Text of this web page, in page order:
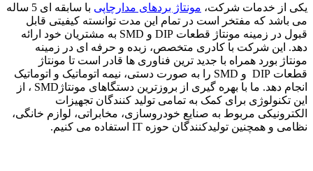
یکی از خدمات شرکت، مونتاژ بردهای مدارچاپی
با سابقه ای 5 ساله
می باشد که مفتخر است در تمام این مدت توانسته کیفیتی قابل
قبول در زمینه مونتاژ قطعات DIP و SMD به مشتریان خود ارائه
دهد. این شرکت با کادری متخصص، زبده و حرفه ای در زمینه
مونتاژ بورد همراه با جدید ترین فناوری ها قادر است تا مونتاژ
قطعات DIP و SMD را به صورت دستی، نیمه اتوماتیک و اتوماتیک
انجام دهد. ما با بهره گیری از بروزترین دستگاهای مونتاژSMD ، از
این تکنولوژی برای کمک به تمامی تولید کنندگان تجهیزات
الکترونیکی مربوط به صنایع خودروسازی، مخابراتی، لوازم خانگی،
نظامی و همچنین تولیدکنندگان حوزه IT استفاده می کنیم.